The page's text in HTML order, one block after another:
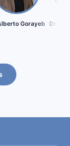
Gorayeb Dr.